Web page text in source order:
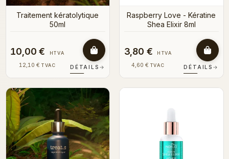
Traitement kératolytique
50ml
10,00 € HTVA
12,10 € TVAC DÉTAILS →
Raspberry Love - Kératine
Shea Elixir 8ml
3,80 € HTVA
4,60 € TVAC DÉTAILS →